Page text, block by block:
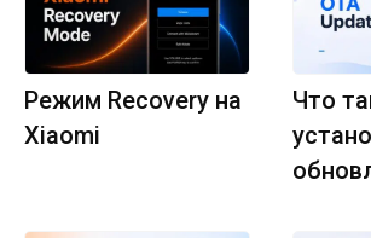
Режим Recovery на
Xiaomi
Что